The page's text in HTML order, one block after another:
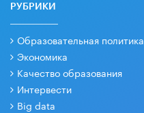
РУБРИКИ
Образовательная политика
Экономика
Качество образования
Интервести
Big data